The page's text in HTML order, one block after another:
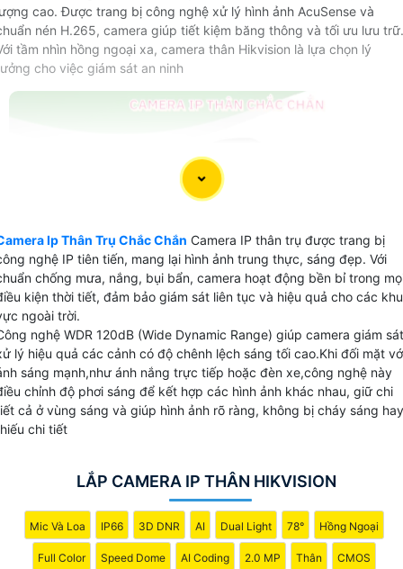
cao. Được trang bị công nghệ xử lý hình ảnh AcuSense và
nén H.265, camera giúp tiết kiệm băng thông và tối ưu lưu trữ.
tầm nhìn hồng ngoại xa, camera thân Hikvision là lựa chọn lý
cho việc giám sát an ninh
Ip Thân Trụ Chắc Chắn Camera IP thân trụ được trang bị
nghệ IP tiên tiến, mang lại hình ảnh trung thực, sáng đẹp. Với
chống mưa, nắng, bụi bẩn, camera hoạt động bền bỉ trong
kiện thời tiết, đảm bảo giám sát liên tục và hiệu quả cho các khu
ngoài trời.
nghệ WDR 120dB (Wide Dynamic Range) giúp camera giám sát
lý hiệu quả các cảnh có độ chênh lệch sáng tối cao.Khi đối mặt
sáng mạnh,như ánh nắng trực tiếp hoặc đèn xe,công nghệ này
chỉnh độ phơi sáng để kết hợp các hình ảnh khác nhau, giữ chi
cả ở vùng sáng và giúp hình ảnh rõ ràng, không bị cháy sáng hay
chi tiết
LẮP CAMERA IP THÂN HIKVISION
Mic Và Loa IP66 3D DNR AI Dual Light 78° Hồng Ngoại
Full Color Speed Dome AI Coding 2.0 MP Thân CMOS